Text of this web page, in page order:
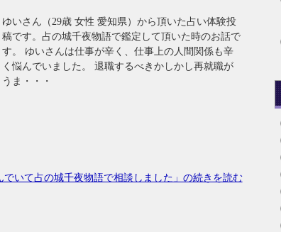
ゆいさん（29歳 女性 愛知県）から頂いた占い体験投
稿です。占の城千夜物語で鑑定して頂いた時のお話で
す。 ゆいさんは仕事が辛く、仕事上の人間関係も辛
く悩んでいました。 退職するべきかしかし再就職が
うま・・・
でいて占の城千夜物語で相談しました」の続きを読む